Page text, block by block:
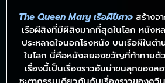
The Queen Mary เรือผีปีศาจ สร้างจ
เรือผีสิงที่มีผีสิงมากที่สุดในโลก หนังห
ประหลาดใจนอกโรงหนัง บนเรือผีใน
ในโลก นี่คือหนังสยองขวัญที่ท้าทายตั
เรื่องนี้เป็นเรื่องราวอันน่าขนลุกของ